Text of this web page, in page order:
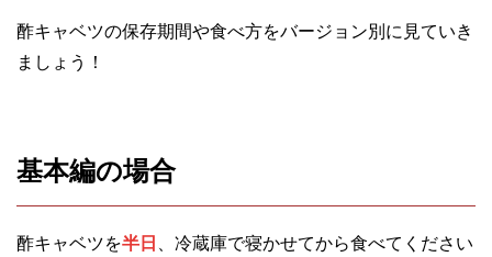
酢キャベツの保存期間や食べ方をバージョン別に見ていき
ましょう！
基本編の場合
酢キャベツを半日
、冷蔵庫で寝かせてから食べてください